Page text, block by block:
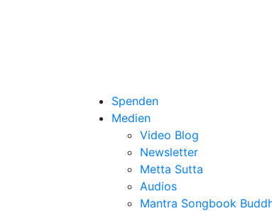
Spenden
Medien
Video Blog
Newsletter
Metta Sutta
Audios
Mantra Songbook